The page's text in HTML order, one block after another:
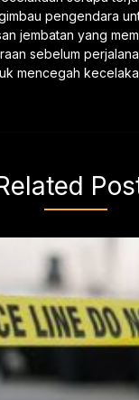
pengendara
jembatan yang
sebelum
mencegah